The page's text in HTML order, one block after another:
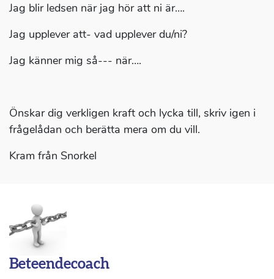
Jag blir ledsen när jag hör att ni är….
Jag upplever att- vad upplever du/ni?
Jag känner mig så--- när….
Önskar dig verkligen kraft och lycka till, skriv igen i
frågelådan och berätta mera om du vill.
Kram från Snorkel
Beteendecoach